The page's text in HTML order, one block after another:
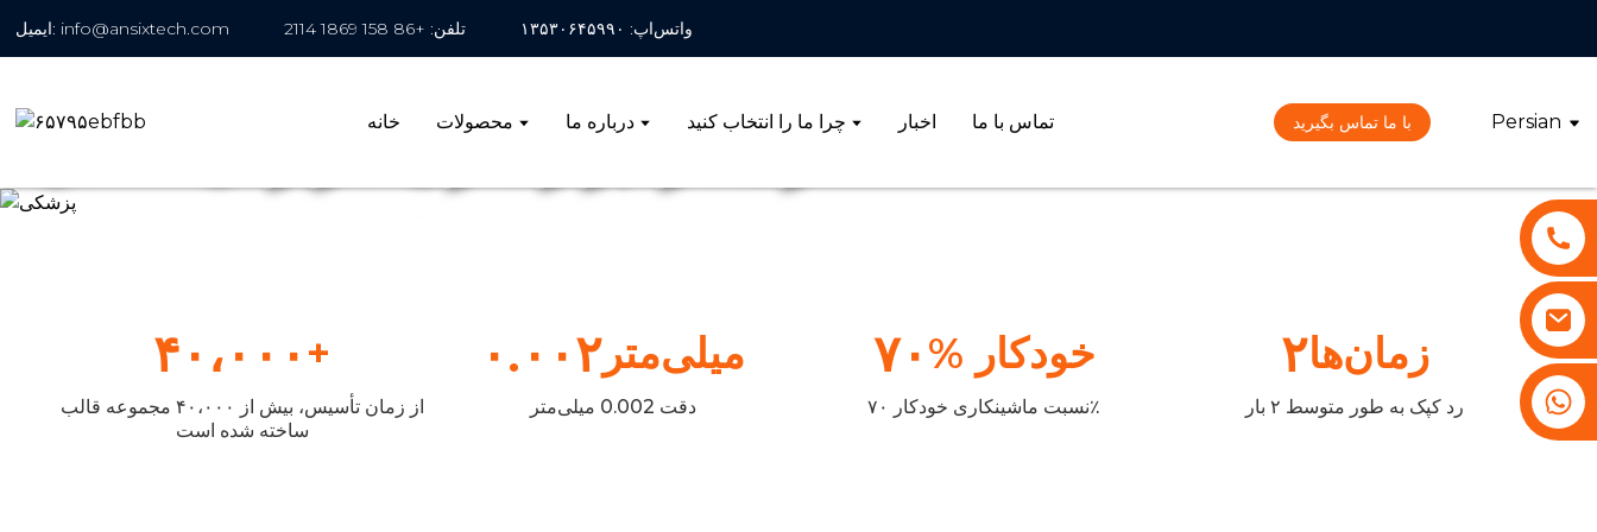
ایمیل: info@ansixtech.com تلفن: +86 158 1869 2114 واتس‌اپ: ۱۳۵۳۰۶۴۵۹۹۰
خانه محصولات درباره ما چرا ما را انتخاب کنید اخبار تماس با ما با ما تماس بگیرید Persian
‎+86 13530645990‎
راهکار ابزارسازی کاربردی خانگی
۴۰،۰۰۰ +
از زمان تأسیس، بیش از ۴۰،۰۰۰ مجموعه قالب
ساخته شده است
۰.۰۰۲ میلی‌متر
دقت 0.002 میلی‌متر
۷۰ % خودکار
نسبت ماشینکاری خودکار ۷۰٪
۲زمان‌ها
رد کپک به طور متوسط ​​۲ بار